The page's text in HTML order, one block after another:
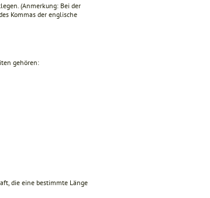
(Anmerkung: Bei der
Kommas der englische
gehören:
die eine bestimmte Länge